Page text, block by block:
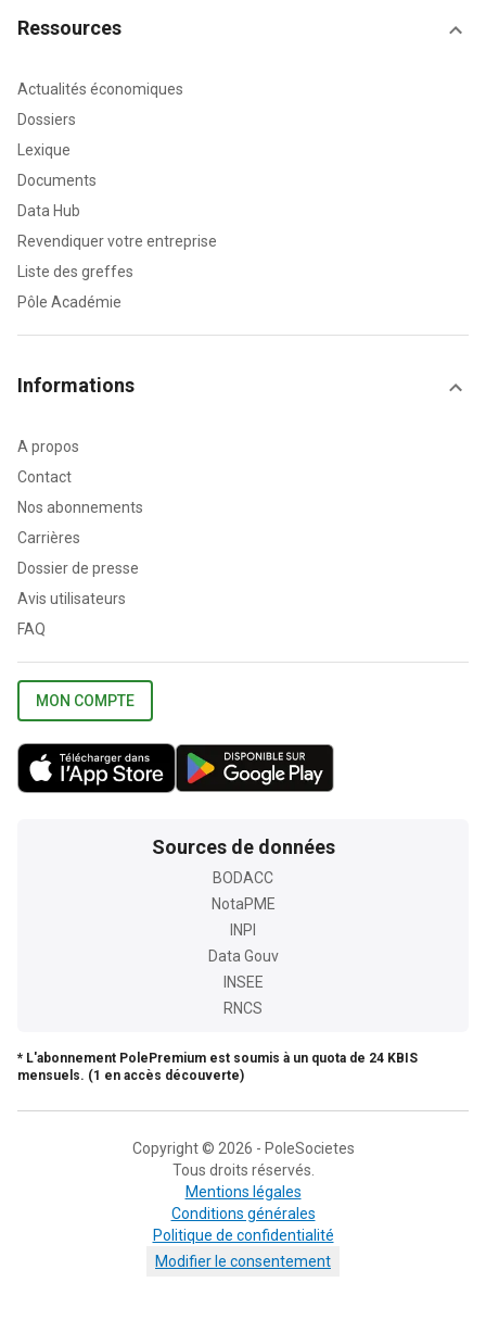
Ressources
Actualités économiques
Dossiers
Lexique
Documents
Data Hub
Revendiquer votre entreprise
Liste des greffes
Pôle Académie
Informations
A propos
Contact
Nos abonnements
Carrières
Dossier de presse
Avis utilisateurs
FAQ
MON COMPTE
Sources de données
BODACC
NotaPME
INPI
Data Gouv
INSEE
RNCS
* L'abonnement PolePremium est soumis à un quota de 24 KBIS
mensuels. (1 en accès découverte)
Copyright © 2026 - PoleSocietes
Tous droits réservés.
Mentions légales
Conditions générales
Politique de confidentialité
Modifier le consentement